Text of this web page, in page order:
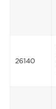
26140